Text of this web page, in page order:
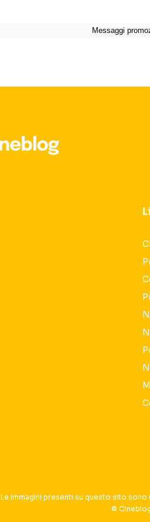
Le immagini presenti su questo sito sono
©